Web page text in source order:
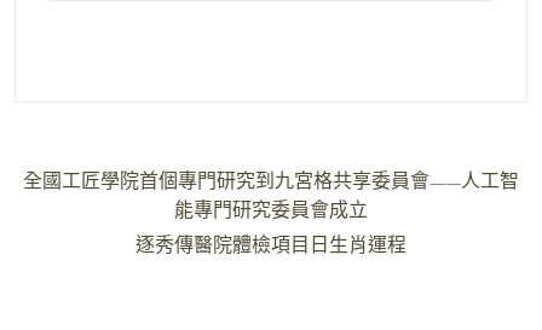
文
全國工匠學院首個專門研究到九宮格共享委員會——人工智
能專門研究委員會成立
逐秀傳醫院體檢項目日生肖運程